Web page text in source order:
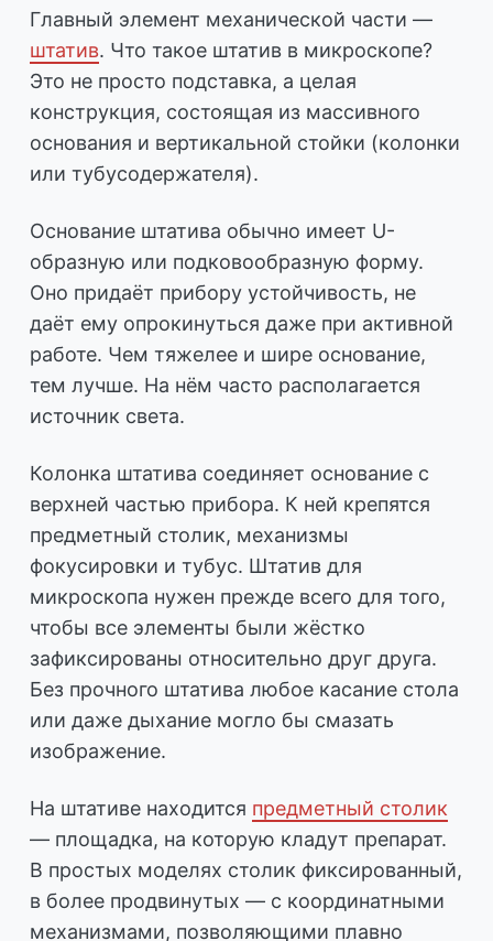
Главный элемент механической части —
штатив. Что такое штатив в микроскопе?
Это не просто подставка, а целая
конструкция, состоящая из массивного
основания и вертикальной стойки (колонки
или тубусодержателя).
Основание штатива обычно имеет U-
образную или подковообразную форму.
Оно придаёт прибору устойчивость, не
даёт ему опрокинуться даже при активной
работе. Чем тяжелее и шире основание,
тем лучше. На нём часто располагается
источник света.
Колонка штатива соединяет основание с
верхней частью прибора. К ней крепятся
предметный столик, механизмы
фокусировки и тубус. Штатив для
микроскопа нужен прежде всего для того,
чтобы все элементы были жёстко
зафиксированы относительно друг друга.
Без прочного штатива любое касание стола
или даже дыхание могло бы смазать
изображение.
На штативе находится предметный столик
— площадка, на которую кладут препарат.
В простых моделях столик фиксированный,
в более продвинутых — с координатными
механизмами, позволяющими плавно